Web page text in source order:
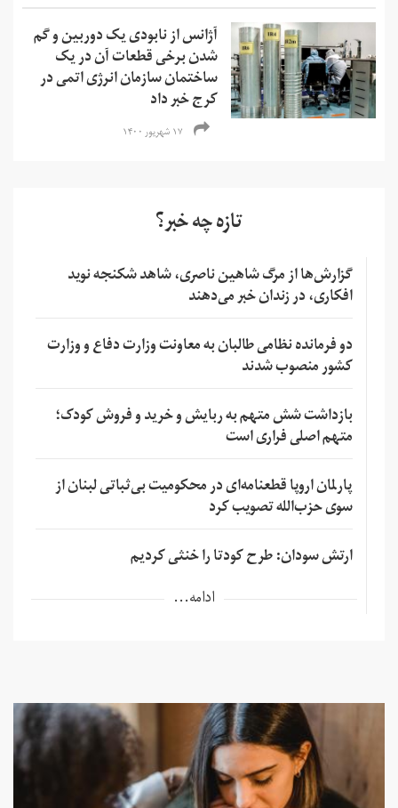
آژانس از نابودی یک دوربین و گم
شدن برخی قطعات آن در یک
ساختمان سازمان انرژی اتمی در
کرج خبر داد
۱۷ شهریور ۱۴۰۰
تازه چه خبر؟
گزارش‌ها از مرگ شاهین ناصری، شاهد شکنجه نوید
افکاری، در زندان خبر می‌دهند
دو فرمانده نظامی طالبان به معاونت وزارت دفاع و وزارت
کشور منصوب شدند
بازداشت شش متهم به ربایش و خرید و فروش کودک؛
متهم اصلی فراری است
پارلمان اروپا قطعنامه‌ای در محکومیت بی‌ثباتی لبنان از
سوی حزب‌الله تصویب کرد
ارتش سودان: طرح کودتا را خنثی کردیم
ادامه...